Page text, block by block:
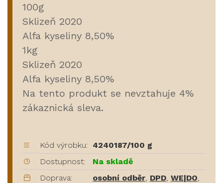
100g
Sklizeň 2020
Alfa kyseliny 8,50%
1kg
Sklizeň 2020
Alfa kyseliny 8,50%
Na tento produkt se nevztahuje 4%
zákaznická sleva.
Kód výrobku:
4240187/100 g
Dostupnost:
Na skladě
Doprava:
osobní odběr DPD WE|DO